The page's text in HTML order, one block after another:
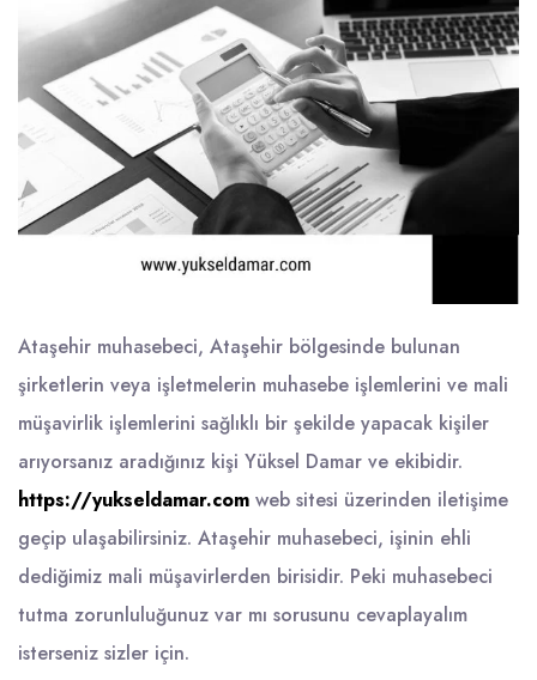
Ataşehir muhasebeci, Ataşehir bölgesinde bulunan
şirketlerin veya işletmelerin muhasebe işlemlerini ve mali
müşavirlik işlemlerini sağlıklı bir şekilde yapacak kişiler
arıyorsanız aradığınız kişi Yüksel Damar ve ekibidir.
https://yukseldamar.com web sitesi üzerinden iletişime
geçip ulaşabilirsiniz. Ataşehir muhasebeci, işinin ehli
dediğimiz mali müşavirlerden birisidir. Peki muhasebeci
tutma zorunluluğunuz var mı sorusunu cevaplayalım
isterseniz sizler için.